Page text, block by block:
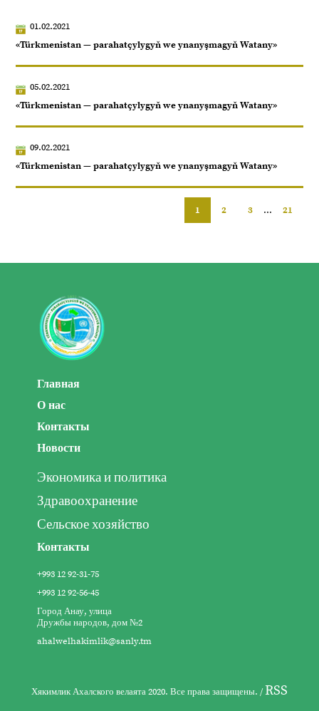
01.02.2021
«Türkmenistan — parahatçylygyň we ynanyşmagyň Watany»
05.02.2021
«Türkmenistan — parahatçylygyň we ynanyşmagyň Watany»
09.02.2021
«Türkmenistan — parahatçylygyň we ynanyşmagyň Watany»
1 2 3 ... 21
Главная
О нас
Контакты
Новости
Экономика и политика
Здравоохранение
Сельское хозяйство
Контакты
+993 12 92-31-75
+993 12 92-56-45
Город Анау, улица
Дружбы народов, дом №2
ahalwelhakimlik@sanly.tm
Хякимлик Ахалского велаята 2020. Все права защищены. /RSS